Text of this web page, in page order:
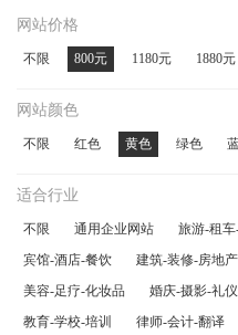
网站价格
不限 800元 1180元 1880元
网站颜色
不限 红色 黄色 绿色
适合行业
不限 通用企业网站 旅游-租车
宾馆-酒店-餐饮
建筑-装修-房地产
美容-足疗-化妆品
婚庆-摄影-礼仪
教育-学校-培训
律师-会计-翻译